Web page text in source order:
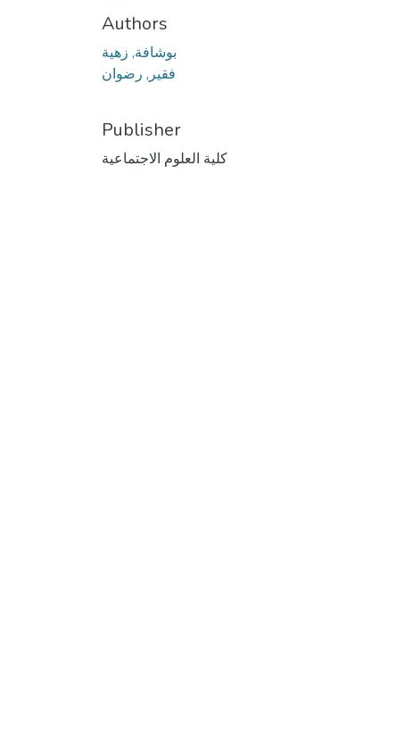
Authors
بوشافة, زهية
فقير, رضوان
Publisher
كلية العلوم الاجتماعية